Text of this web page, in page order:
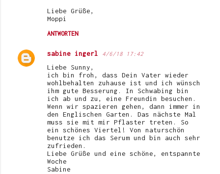
Liebe Grüße,
Moppi
ANTWORTEN
sabine ingerl 4/6/18 17:42
Liebe Sunny,
ich bin froh, dass Dein Vater wieder
wohlbehalten zuhause ist und ich wünsch
ihm gute Besserung. In Schwabing bin
ich ab und zu, eine Freundin besuchen.
Wenn wir spazieren gehen, dann immer in
den Englischen Garten. Das nächste Mal
muss sie mit mir Pflaster treten. So
ein schönes Viertel! Von naturschön
benutze ich das Serum und bin auch sehr
zufrieden.
Liebe Grüße und eine schöne, entspannte
Woche
Sabine